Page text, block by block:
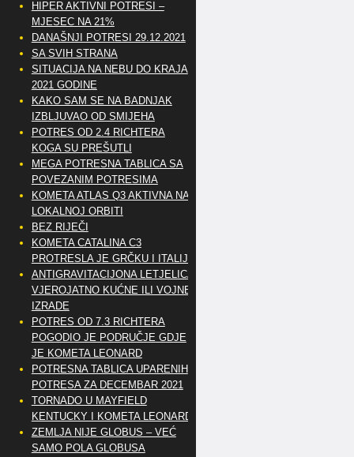
HIPER AKTIVNI POTRESI –
MJESEC NA 21%
DANAŠNJI POTRESI 29.12.2021
SA SVIH STRANA
SITUACIJA NA NEBU DO KRAJA
2021 GODINE
KAKO SAM SE NA BADNJAK
IZBLJUVAO OD SMIJEHA
POTRES OD 2.4 RICHTERA
KOGA SU PREŠUTLI
MEGA POTRESNA TABLICA SA
POVEZANIM POTRESIMA
KOMETA ATLAS Q3 AKTIVNA NA
LOKALNOJ ORBITI
BEZ RIJEČI
KOMETA CATALINA C3
PROTRESLA JE GRČKU I ITALIJU
ANTIGRAVITACIJONA LETJELICA
VJEROJATNO KUĆNE ILI VOJNE
IZRADE
POTRES OD 7.3 RICHTERA
POGODIO JE PODRUČJE GDJE
JE KOMETA LEONARD
POTRESNA TABLICA UPARENIH
POTRESA ZA DECEMBAR 2021
TORNADO U MAYFIELD
KENTUCKY I KOMETA LEONARD
ZEMLJA NIJE GLOBUS – VEĆ
SAMO POLA GLOBUSA